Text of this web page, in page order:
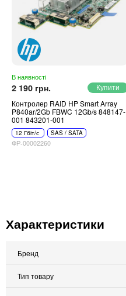
В наявності
2 190 грн.
Контролер RAID HP Smart Array
P840ar/2Gb FBWC 12Gb/s 848147-
001 843201-001
12 Гбіт/с SAS / SATA
ФР-00002260
Характеристики
Бренд
Тип товару